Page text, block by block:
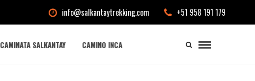
info@salkantaytrekking.com +51 958 191 179
CAMINATA SALKANTAY CAMINO INCA